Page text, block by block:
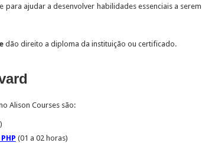
ajudar a desenvolver habilidades essenciais a serem
dão direito a diploma da instituição ou certificado.
Alison Courses são:
(01 a 02 horas)